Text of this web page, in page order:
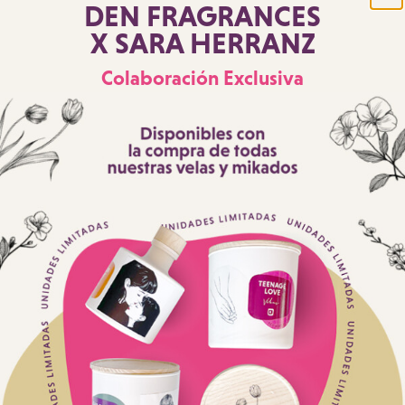
DEN FRAGRANCES
X SARA HERRANZ
Colaboración Exclusiva